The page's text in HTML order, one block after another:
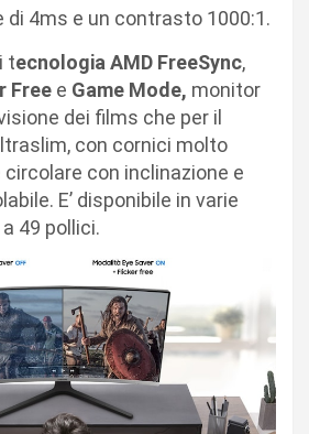
di 4ms e un contrasto 1000:1.
tecnologia AMD FreeSync,
Free e Game Mode, monitor
dei films che per il
con cornici molto
con inclinazione e
E’ disponibile in varie
49 pollici.